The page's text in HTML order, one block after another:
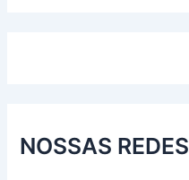
NOSSAS REDES